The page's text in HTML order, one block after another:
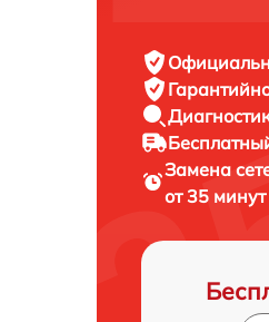
Замена
от 35 минут